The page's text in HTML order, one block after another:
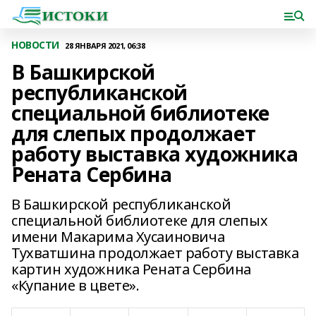
НОВОСТИ 28 ЯНВАРЯ 2021, 06:38
В Башкирской
республиканской
специальной библиотеке
для слепых продолжает
работу выставка художника
Рената Сербина
В Башкирской республиканской
специальной библиотеке для слепых
имени Макарима Хусаиновича
Тухватшина продолжает работу выставка
картин художника Рената Сербина
«Купание в цвете».